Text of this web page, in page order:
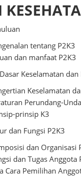
tentang P2K3
dan manfaat P2K3
Keselamatan dan
Keselamatan
Perundang-
prinsip K3
dan Fungsi P2K3
dan Organisasi
dan Tugas Anggota
Cara Pemilihan